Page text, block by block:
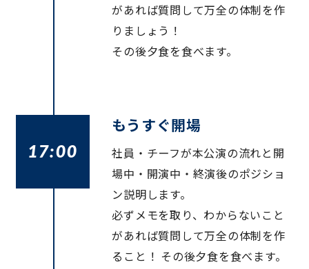
があれば質問して万全の体制を作
りましょう！
その後夕食を食べます。
17:00
もうすぐ開場
社員・チーフが本公演の流れと開
場中・開演中・終演後のポジショ
ン説明します。
必ずメモを取り、わからないこと
があれば質問して万全の体制を作
ること！ その後夕食を食べます。